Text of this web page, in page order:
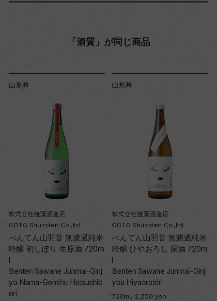
「酒質」が同じ商品
山形県
株式会社後藤酒造店
GOTO Shuzoten Co.,ltd
べんてん山羽音 無濾過純米
吟醸 初しぼり 生原酒 720m
l
Benten Sawane Junmai-Ginj
yo Nama-Genshu Hatsushib
ori
山形県
株式会社後藤酒造店
GOTO Shuzoten Co.,ltd
べんてん山羽音 無濾過純米
吟醸 ひやおろし 原酒 720m
l
Benten Sawane Junmai-Ginj
you Hiyaoroshi
720ml, 2,200 yen